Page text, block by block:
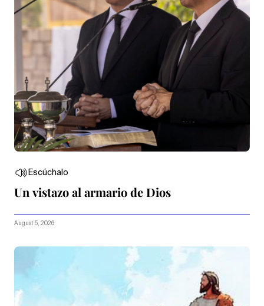
Escúchalo
Un vistazo al armario de Dios
August 5, 2026